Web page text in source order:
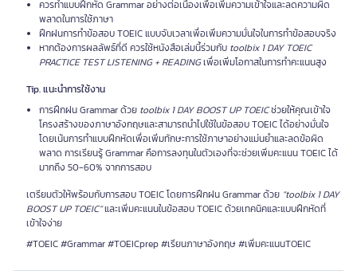
ควรทำแบบฝึกหัด Grammar อย่างต่อเนื่องเพื่อเพิ่มความเข้าใจและลดความผิด
พลาดในการใช้ภาษา
ฝึกฝนการทำข้อสอบ TOEIC แบบจับเวลาเพื่อเพิ่มความมั่นใจในการทำข้อสอบจริง
หากต้องการผลลัพธ์ที่ดี ควรใช้หนังสือเล่มนี้ร่วมกับ toolbix 1 DAY TOEIC
PRACTICE TEST LISTENING + READINGเพื่อเพิ่มโอกาสในการทำคะแนนสูง
Tip. แนะนำการใช้งาน
การฝึกฝน Grammar ด้วย toolbix 1 DAY BOOST UP TOEICช่วยให้คุณเข้าใจ
โครงสร้างของภาษาอังกฤษและสามารถนำไปใช้ในข้อสอบ TOEIC ได้อย่างมั่นใจ
โดยเน้นการทำแบบฝึกหัดเพื่อเพิ่มทักษะการใช้ภาษาอย่างแม่นยำและลดข้อผิด
พลาด การเรียนรู้ Grammar คือการลงทุนในตัวเองที่จะช่วยเพิ่มคะแนน TOEIC ได้
มากถึง 50-60% จากการสอบ
เตรียมตัวให้พร้อมกับการสอบ TOEIC โดยการฝึกฝน Grammar ด้วย “toolbix 1 DAY
BOOST UP TOEIC”และเพิ่มคะแนนในข้อสอบ TOEIC ด้วยเทคนิคและแบบฝึกหัดที่
เข้าใจง่าย
#TOEIC #Grammar #TOEICprep #เรียนภาษาอังกฤษ #เพิ่มคะแนนTOEIC